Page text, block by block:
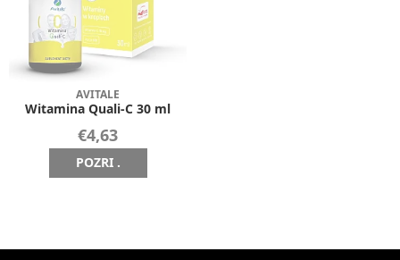
AVITALE
Witamina Quali-C 30 ml
€4,63
POZRI .